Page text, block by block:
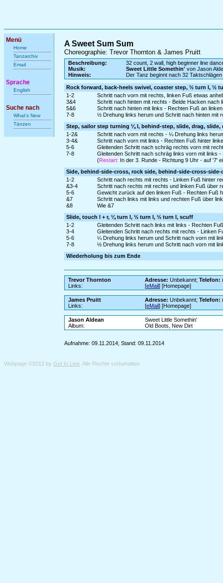
Menü
Home
Tanzarchiv
Email
Sprache
English
Suche nach
What's New
Tänzen
A Sweet Sum Sum
Choreographie: Trevor Thornton & James Pruitt
Beschreibung:
32 count, 2 wall, high beginner line
Musik:
Sweet Little Somethin' von Jason
Hinweis:
Der Tanz beginnt nach 32 Taktschlägen
Rock forward, back-heels swivel, coaster step, ½ turn l, ½
1-2
Schritt nach vorn mit rechts, linken Fuß etwas
3&4
Schritt nach hinten mit rechts - Beide Hacken nach
5&6
Schritt nach hinten mit links - Rechten Fuß an
7-8
½ Drehung links herum und Schritt nach hinten mit
Step, sailor step turning ¼ l, behind-step, slide, drag, slide,
1-2&
Schritt nach vorn mit rechts - ¼ Drehung links
3-4&
Schritt nach vorn mit links - Rechten Fuß hinter
5-6
Gleitenden Schritt nach schräg rechts vorn mit
7-8
Gleitenden Schritt nach schräg links vorn mit links
(Restart: In der 3. Runde - Richtung 9 Uhr - auf '7'
Side, behind-side-cross, rock side, behind-side-cross-side-
1-2
Schritt nach rechts mit rechts - Linken Fuß hinter
&3-4
Schritt nach rechts mit rechts und linken Fuß über
5-6
Gewicht zurück auf den linken Fuß - Rechten Fuß
&7
Schritt nach links mit links und rechten Fuß über
&8
Wie &7
Slide, touch l + r, ¼ turn l, ½ turn l, ½ turn l, scuff
1-2
Gleitenden Schritt nach links mit links - Rechten
3-4
Gleitenden Schritt nach rechts mit rechts - Linken
5-6
¼ Drehung links herum und Schritt nach vorn mit
7-8
½ Drehung links herum und Schritt nach vorn mit
Wiederholung bis zum Ende
Trevor Thornton Adresse: Unbekannt;Telefon:
Links:
[eMail] [Homepage]
James Pruitt Adresse: Unbekannt;Telefon:
Links:
[eMail] [Homepage]
Jason Aldean
Sweet Little Somethin'
Album:
Old Boots, New Dirt
Aufnahme: 09.11.2014; Stand: 09.11.2014
Webpage ©2012 by Get In Line . Alle Rechte vorbehalten.